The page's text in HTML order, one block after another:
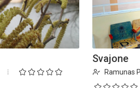
Svajone
Ramunas